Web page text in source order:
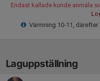
Endast kallade kunde anmäla
Värmning 10-11,
Laguppställning